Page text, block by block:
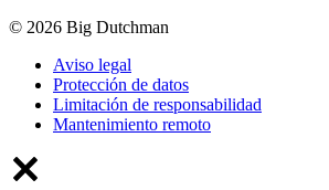
© 2026 Big Dutchman
Aviso legal
Protección de datos
Limitación de responsabilidad
Mantenimiento remoto